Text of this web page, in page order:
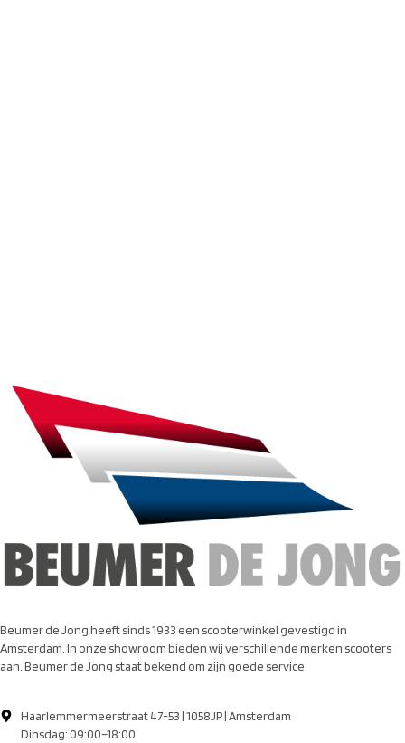
Beumer de Jong heeft sinds 1933 een scooterwinkel gevestigd in
Amsterdam. In onze showroom bieden wij verschillende merken scooters
aan. Beumer de Jong staat bekend om zijn goede service.
Haarlemmermeerstraat 47-53 | 1058JP | Amsterdam
Dinsdag: 09:00–18:00